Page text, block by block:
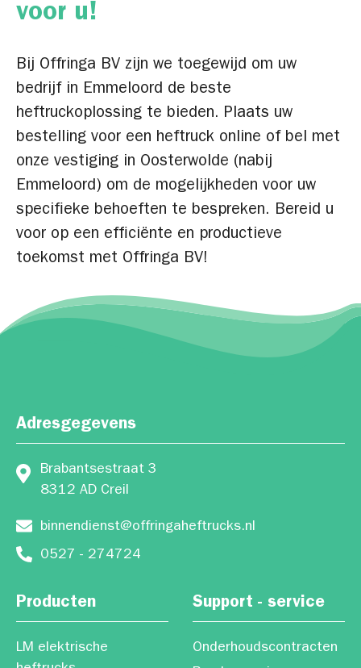
voor u!
Bij Offringa BV zijn we toegewijd om uw
bedrijf in Emmeloord de beste
heftruckoplossing te bieden. Plaats uw
bestelling voor een heftruck online of bel met
onze vestiging in Oosterwolde (nabij
Emmeloord) om de mogelijkheden voor uw
specifieke behoeften te bespreken. Bereid u
voor op een efficiënte en productieve
toekomst met Offringa BV!
Producten
LM elektrische
Support - service
Onderhoudscontracten
Adresgegevens
Brabantsestraat 3
8312 AD Creil
binnendienst@offringaheftrucks.nl
0527 - 274724